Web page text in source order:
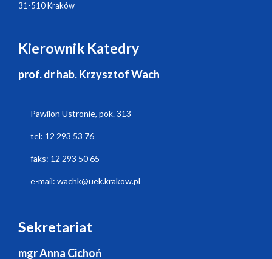
31-510 Kraków
Kierownik Katedry
prof. dr hab. Krzysztof Wach
Pawilon Ustronie, pok. 313
tel: 12 293 53 76
faks: 12 293 50 65
e-mail: wachk@uek.krakow.pl
Sekretariat
mgr Anna Cichoń